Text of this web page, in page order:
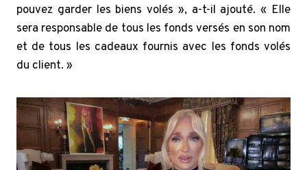
pouvez garder les biens volés », a-t-il ajouté. « Elle
sera responsable de tous les fonds versés en son nom
et de tous les cadeaux fournis avec les fonds volés
du client. »